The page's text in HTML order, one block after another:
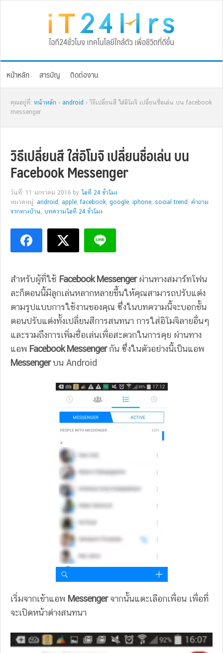
หน้าหลัก สารบัญ ติดต่องาน
คุณอยู่ที่: หน้าหลัก › android › วิธีเปลี่ยนสี ใส่อิโมจิ เปลี่ยนชื่อเล่น บน facebook
messenger
วิธีเปลี่ยนสี ใส่อิโมจิ เปลี่ยนชื่อเล่น บน
Facebook Messenger
วันที่: 11 มกราคม 2016 by ไอที 24 ชั่วโมง
หมวดหมู่: android , apple,facebook, google, iphone, social trend , คำถาม
จากทางบ้าน, บทความไอที 24 ชั่วโมง
สำหรับผู้ที่ใช้ Facebook Messengerผ่านทางสมาร์ทโฟน
ละก็ตอนนี้มีลูกเล่นหลากหลายขึ้นให้คุณสามารถปรับแต่ง
ตามรูปแบบการใช้งานของคุณ ซึ่งในบทความนี้จะบอกขั้น
ตอนปรับแต่งทั้งเปลี่ยนสีการสนทนา การใส่อิโมจิลายอื่นๆ
และรวมถึงการเพิ่มชื่อเล่นเพื่อสะดวกในการคุย ผ่านทาง
แอพ Facebook Messengerกัน ซึ่งในตัวอย่างนี้เป็นแอพ
Messengerบน Android
เริ่มจากเข้าแอพ Messengerจากนั้นแตะเลือกเพื่อน เพื่อที่
จะเปิดหน้าต่างสนทนา